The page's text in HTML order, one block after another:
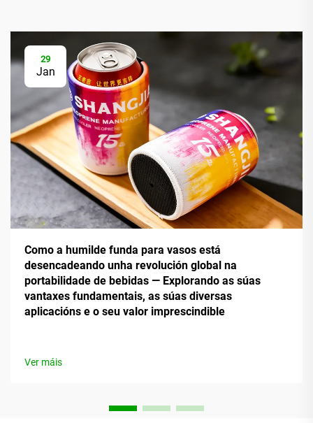
29
Jan
Como a humilde funda para vasos está
desencadeando unha revolución global na
portabilidade de bebidas — Explorando as súas
vantaxes fundamentais, as súas diversas
aplicacións e o seu valor imprescindible
Ver máis